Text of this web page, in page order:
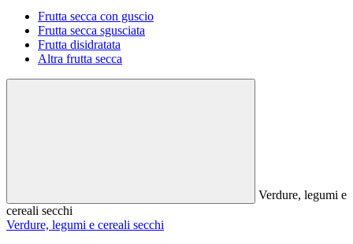
Frutta secca con guscio
Frutta secca sgusciata
Frutta disidratata
Altra frutta secca
Verdure, legumi e
cereali secchi
Verdure, legumi e cereali secchi